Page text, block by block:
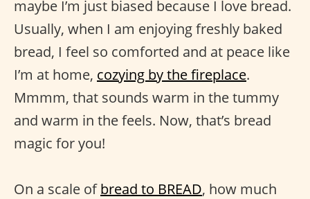
maybe I’m just biased because I love bread.
Usually, when I am enjoying freshly baked
bread, I feel so comforted and at peace like
I’m at home, cozying by the fireplace.
Mmmm, that sounds warm in the tummy
and warm in the feels. Now, that’s bread
magic for you!
On a scale ofbread to BREAD, how much